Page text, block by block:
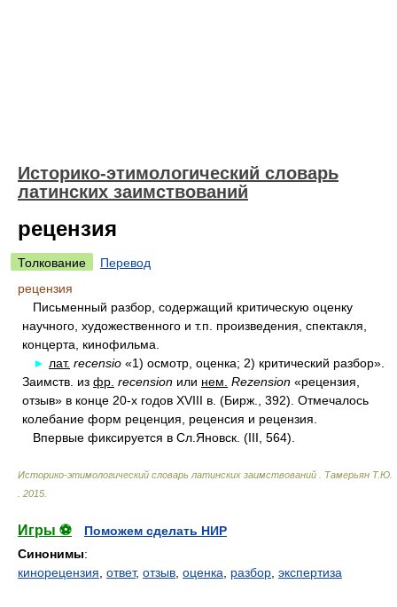
Историко-этимологический словарь
латинских заимствований
рецензия
Толкование
Перевод
рецензия
Письменный разбор, содержащий критическую оценку
научного, художественного и т.п. произведения, спектакля,
концерта, кинофильма.
► лат. recensio «1) осмотр, оценка; 2) критический разбор».
Заимств. из фр. recension или нем. Rezension «рецензия,
отзыв» в конце 20-х годов XVIII в. (Бирж., 392). Отмечалось
колебание форм реценция, реценсия и рецензия.
Впервые фиксируется в Сл.Яновск. (III, 564).
Историко-этимологический словарь латинских заимствований
Тамерьян Т.Ю.
2015
Игры ⚽
Поможем сделать НИР
Синонимы:
кинорецензия ответ, отзыв оценка разбор экспертиза